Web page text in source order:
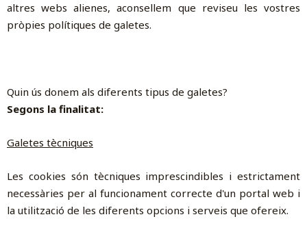
altres webs alienes, aconsellem que reviseu les vostres
pròpies polítiques de galetes.
Quin ús donem als diferents tipus de galetes?
Segons la finalitat:
Galetes tècniques
Les cookies són tècniques imprescindibles i estrictament
necessàries per al funcionament correcte d'un portal web i
la utilització de les diferents opcions i serveis que ofereix.